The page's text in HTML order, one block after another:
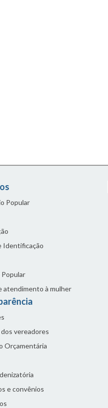
Popular
Identificação
atendimento à mulher
vereadores
Orçamentária
e convênios